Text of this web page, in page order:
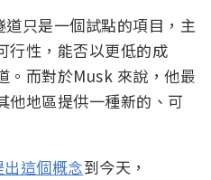
只是一個試點的項目，主
行性，能否以更低的成
。而對於Musk 來說，他最
他地區提供一種新的、可
這個概念到今天，